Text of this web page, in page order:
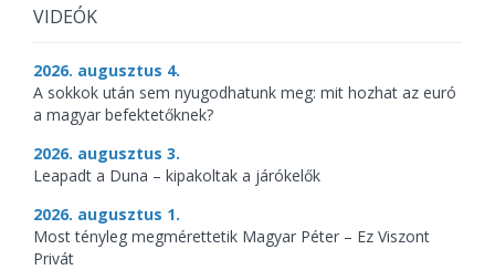
VIDEÓK
2026. augusztus 4.
A sokkok után sem nyugodhatunk meg: mit hozhat az euró
a magyar befektetőknek?
2026. augusztus 3.
Leapadt a Duna – kipakoltak a járókelők
2026. augusztus 1.
Most tényleg megmérettetik Magyar Péter – Ez Viszont
Privát